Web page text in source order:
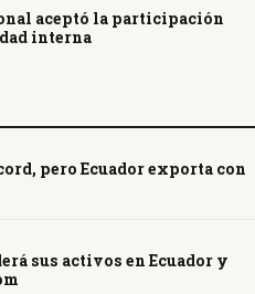
aceptó la participación
interna
pero Ecuador exporta con
sus activos en Ecuador y